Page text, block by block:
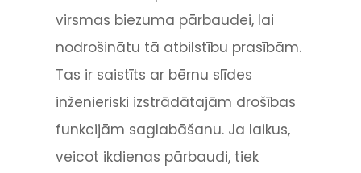
virsmas biezuma pārbaudei, lai
nodrošinātu tā atbilstību prasībām.
Tas ir saistīts ar bērnu slīdes
inženieriski izstrādātajām drošības
funkcijām saglabāšanu. Ja laikus,
veicot ikdienas pārbaudi, tiek